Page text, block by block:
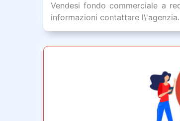
Vendesi fondo commerciale a
informazioni contattare l\'agenzia.